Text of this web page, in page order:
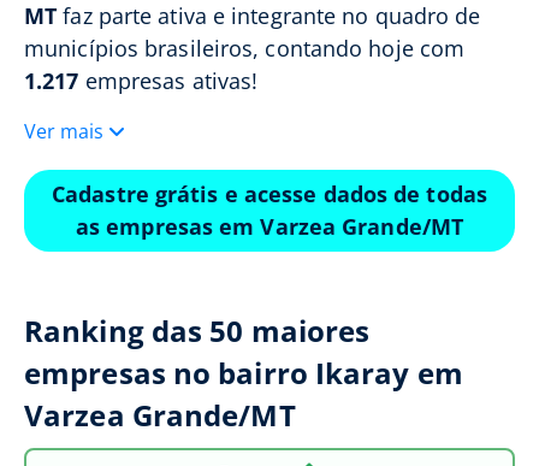
MT faz parte ativa e integrante no quadro de
municípios brasileiros, contando hoje com
1.217 empresas ativas!
Ver mais
Cadastre grátis e acesse dados de todas
as empresas em Varzea Grande/MT
Ranking das 50 maiores
empresas no bairro Ikaray em
Varzea Grande/MT